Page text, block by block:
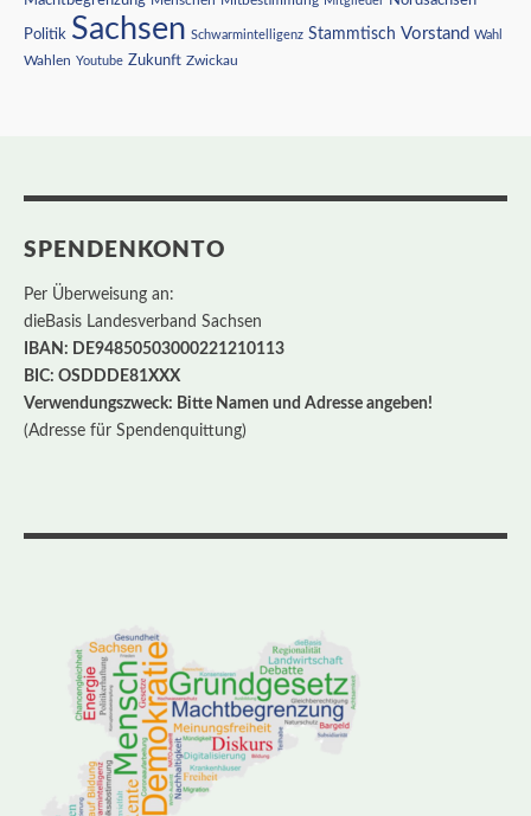
Politik Sachsen Schwarmintelligenz Stammtisch Vorstand Wahl
Wahlen Youtube Zukunft Zwickau
SPENDENKONTO
Per Überweisung an:
dieBasis Landesverband Sachsen
IBAN: DE94850503000221210113
BIC: OSDDDE81XXX
Verwendungszweck: Bitte Namen und Adresse angeben!
(Adresse für Spendenquittung)